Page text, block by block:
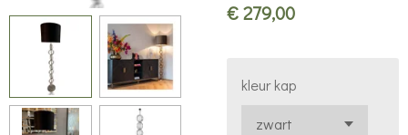
€ 279,00
kleur kap